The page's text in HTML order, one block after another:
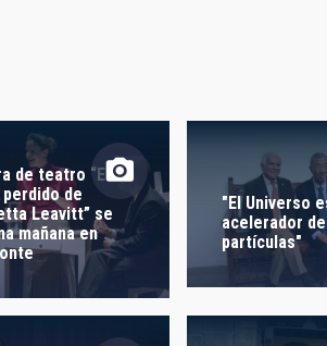
de teatro “El
de
Leavitt” se
mañana en
"El Universo
acelerador de
partículas"